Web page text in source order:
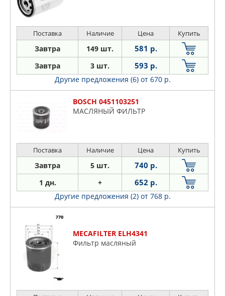
Поставка Наличие Цена Купить
Завтра 149 шт. 581 р.
Завтра 3 шт. 593 р.
Другие предложения (6) от 670 р.
BOSCH 0451103251
МАСЛЯНЫЙ ФИЛЬТР
Поставка Наличие Цена Купить
Завтра 5 шт. 740 р.
1 дн. + 652 р.
Другие предложения (2) от 768 р.
MECAFILTER ELH4341
Фильтр масляный